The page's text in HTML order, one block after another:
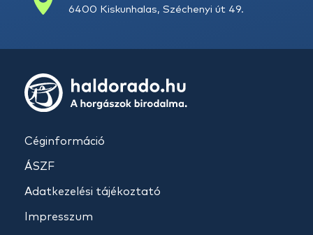
6400 Kiskunhalas, Széchenyi út 49.
Céginformáció
ÁSZF
Adatkezelési tájékoztató
Impresszum